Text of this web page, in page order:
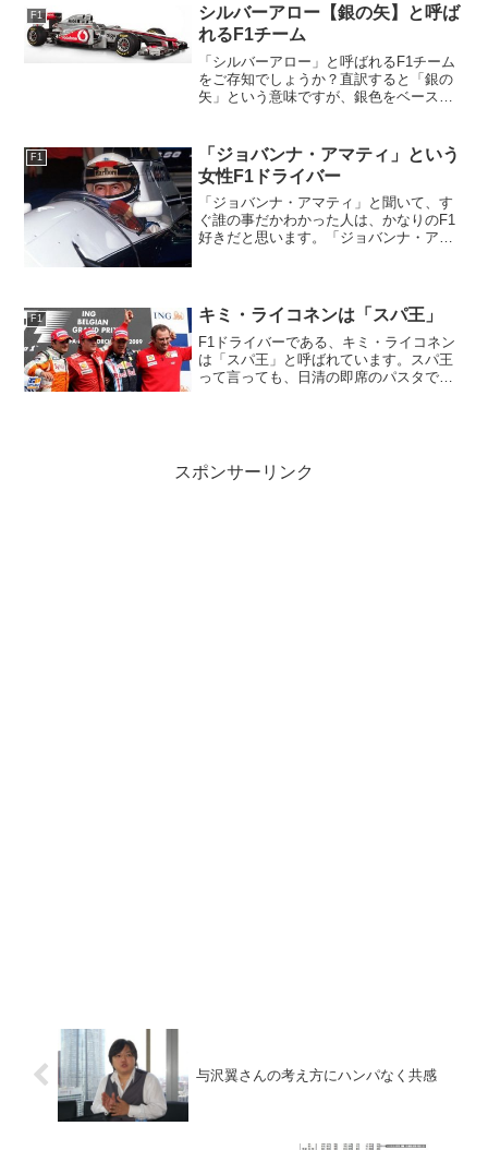
まで決まらず、挙句は小林可夢偉が起用
されるかもという噂...
F1
シルバーアロー【銀の矢】と呼ば
れるF1チーム
「シルバーアロー」と呼ばれるF1チーム
をご存知でしょうか？直訳すると「銀の
矢」という意味ですが、銀色をベースに
ー」って名前だけでも格好良いですよね
ー！まず、なぜシルバーア...
F1
「ジョバンナ・アマティ」という
女性F1ドライバー
「ジョバンナ・アマティ」と聞いて、す
ぐ誰の事だかわかった人は、かなりのF1
好きだと思います。「ジョバンナ・アマ
した、女性のF...
F1 キミ・ライコネンは「スパ王」
F1ドライバーである、キミ・ライコネン
は「スパ王」と呼ばれています。スパ王
って言っても、日清の即席のパスタでは
スポンサーリンク
与沢翼さんの考え方にハンパなく共感